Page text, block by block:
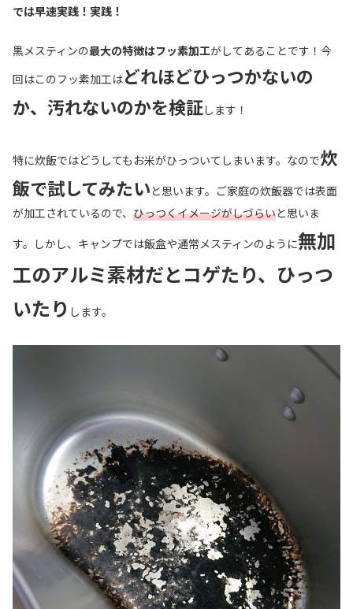
では早速実践！実践！
黒メスティンの最大の特徴はフッ素加工がしてあることです！今
回はこのフッ素加工はどれほどひっつかないの
か、汚れないのかを検証します！
特に炊飯ではどうしてもお米がひっついてしまいます。なので炊
飯で試してみたいと思います。ご家庭の炊飯器では表面
が加工されているので、 ひっつくイメージがしづらいと思いま
す。しかし、キャンプでは飯盒や通常メスティンのように無加
工のアルミ素材だとコゲたり、ひっつ
いたり します。